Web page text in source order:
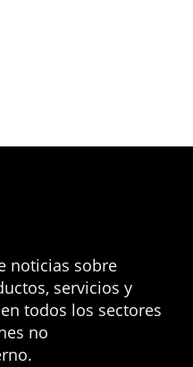
noticias sobre
servicios y
todos los sectores
no